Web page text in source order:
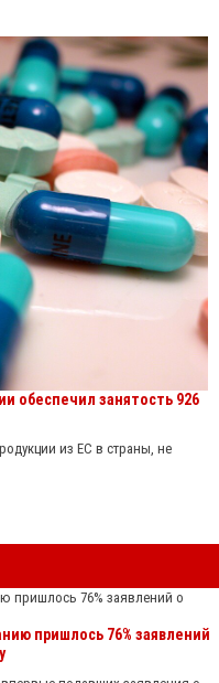
обеспечил занятость 926
из ЕС в страны, не
пришлось 76% заявлений